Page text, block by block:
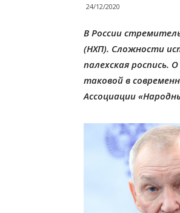
24/12/2020
В России
(НХП). Сложности
палехская роспись.
таковой в
Ассоциации